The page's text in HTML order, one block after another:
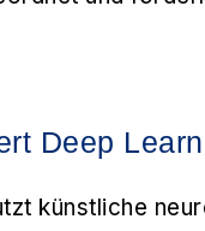
Deep
künstliche